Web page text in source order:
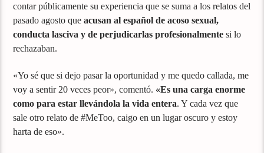
contar públicamente su experiencia que se suma a los relatos del
pasado agosto queacusan al español de acoso sexual,
conducta lasciva y de perjudicarlas profesionalmente si lo
rechazaban.
«Yo sé que si dejo pasar la oportunidad y me quedo callada, me
voy a sentir 20 veces peor», comentó. «Es una carga enorme
como para estar llevándola la vida entera. Y cada vez que
sale otro relato de #MeToo, caigo en un lugar oscuro y estoy
harta de eso».